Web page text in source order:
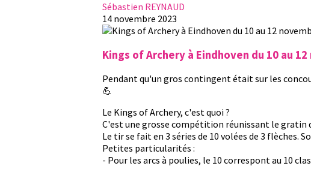
Sébastien REYNAUD
14 novembre 2023
Kings of Archery à Eindhoven du 10 au
Pendant qu'un gros contingent était sur les
💪
Le Kings of Archery, c'est quoi ?
C'est une grosse compétition réunissant le gratin
Le tir se fait en 3 séries de 10 volées de 3 flèches.
Petites particularités :
- Pour les arcs à poulies, le 10 correspont au 10